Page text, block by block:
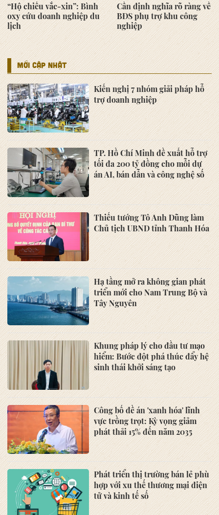
“Hộ chiếu vắc-xin”: Bình
oxy cứu doanh nghiệp du
lịch
Cần định nghĩa rõ ràng về
BĐS phụ trợ khu công
nghiệp
MỚI CẬP NHẬT
Kiến nghị 7 nhóm giải pháp hỗ
trợ doanh nghiệp
TP. Hồ Chí Minh đề xuất hỗ trợ
tối đa 200 tỷ đồng cho mỗi dự
án AI, bán dẫn và công nghệ số
Thiếu tướng Tô Anh Dũng làm
Chủ tịch UBND tỉnh Thanh Hóa
Hạ tầng mở ra không gian phát
triển mới cho Nam Trung Bộ và
Tây Nguyên
Khung pháp lý cho đầu tư mạo
hiểm: Bước đột phá thúc đẩy hệ
sinh thái khởi sáng tạo
Công bố đề án 'xanh hóa' lĩnh
vực trồng trọt: Kỳ vọng giảm
phát thải 15% đến năm 2035
Phát triển thị trường bán lẻ phù
hợp với xu thế thương mại điện
tử và kinh tế số